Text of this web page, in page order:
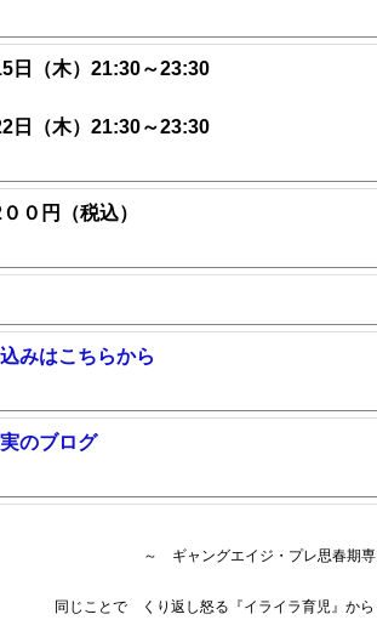
日（木）21:30～23:30
（木） 21:30～23:30
０円（税込）
みはこちらから
のブログ
～ ギャングエイジ・プレ思春期
同じことで くり返し怒る『イライラ育児』か